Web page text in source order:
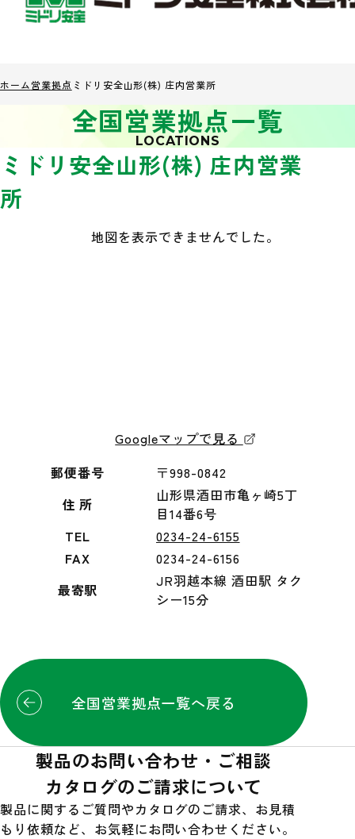
ホーム営業拠点 ミドリ安全山形(株) 庄内営業所
全国営業拠点一覧
LOCATIONS
ミドリ安全山形(株) 庄内営業
所
地図を表示できませんでした。
Googleマップで見る
郵便番号
〒998-0842
住 所
山形県酒田市亀ヶ崎5丁
目14番6号
TEL
0234-24-6155
FAX
0234-24-6156
最寄駅
JR羽越本線 酒田駅 タク
シー15分
全国営業拠点一覧へ戻る
製品のお問い合わせ・ご相談
カタログのご請求について
製品に関するご質問やカタログのご請求、お見積
もり依頼など、お気軽にお問い合わせください。